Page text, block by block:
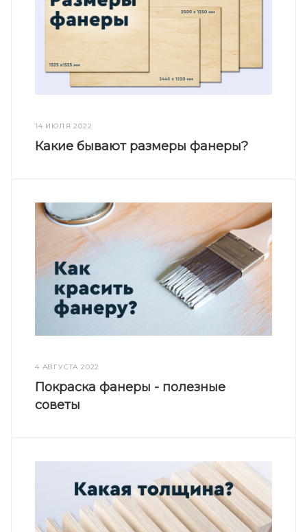
14 ИЮЛЯ 2022
Какие бывают размеры фанеры?
4 АВГУСТА 2022
Покраска фанеры - полезные
советы